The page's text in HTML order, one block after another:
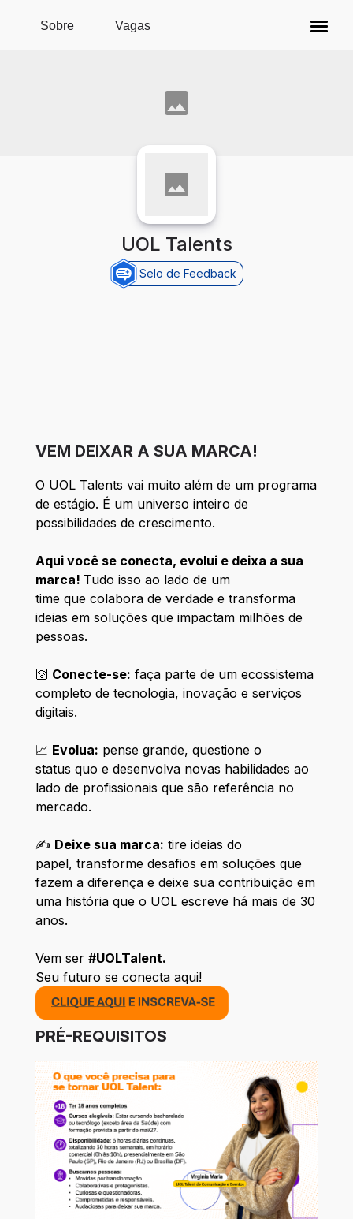
Pular para o conteúdo principal
Sobre Vagas
UOL Talents
Selo de Feedback
VEM DEIXAR A SUA MARCA!
O UOL Talents vai muito além de um programa
de estágio. É um universo inteiro de
possibilidades de crescimento.
Aqui você se conecta, evolui e deixa a sua
marca! Tudo isso ao lado de um
time que colabora de verdade e transforma
ideias em soluções que impactam milhões de
pessoas.
🛜 Conecte-se: faça parte de um ecossistema
completo de tecnologia, inovação e serviços
digitais.
📈 Evolua: pense grande, questione o
status quo e desenvolva novas habilidades ao
lado de profissionais que são referência no
mercado.
✍️ Deixe sua marca: tire ideias do
papel, transforme desafios em soluções que
fazem a diferença e deixe sua contribuição em
uma história que o UOL escreve há mais de 30
anos.
Vem ser #UOLTalent.
Seu futuro se conecta aqui!
PRÉ-REQUISITOS